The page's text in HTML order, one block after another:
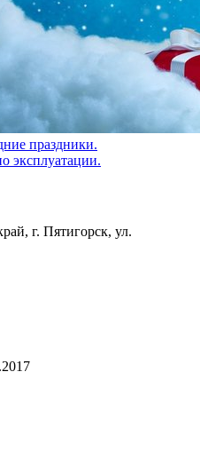
праздники.
эксплуатации.
г. Пятигорск, ул.